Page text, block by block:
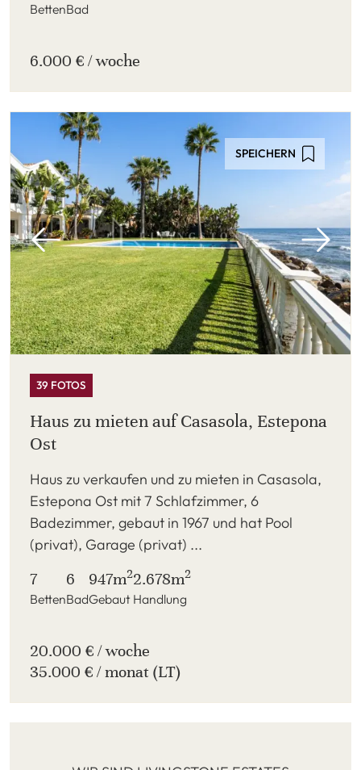
BettenBad
6.000 € / woche
SPEICHERN
39 FOTOS
Haus zu mieten auf Casasola, Estepona
Ost
Haus zu verkaufen und zu mieten in Casasola,
Estepona Ost mit 7 Schlafzimmer, 6
Badezimmer, gebaut in 1967 und hat Pool
(privat), Garage (privat) ...
7
Betten
6
Bad
947m2
Gebaut
2.678m2
Handlung
20.000 € / woche
35.000 € / monat (LT)